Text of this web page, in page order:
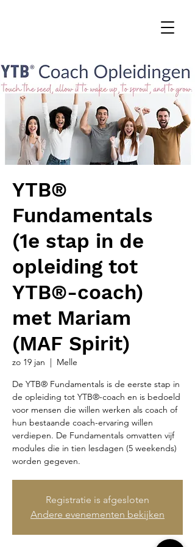
YTB®
Fundamentals
(1e stap in de
opleiding tot
YTB®-coach)
met Mariam
(MAF Spirit)
zo 19 jan
  |
Melle
De YTB® Fundamentals is de eerste stap in
de opleiding tot YTB®-coach en is bedoeld
voor mensen die willen werken als coach of
hun bestaande coach-ervaring willen
verdiepen. De Fundamentals omvatten vijf
modules die in tien lesdagen (5 weekends)
worden gegeven.
Registratie is afgesloten
Andere evenementen bekijken